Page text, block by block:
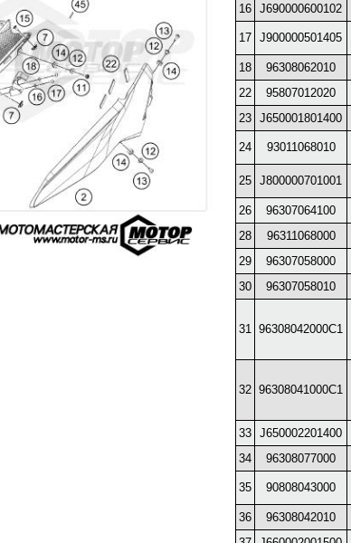
16 J690000600102
17 J900000501405
18 96308062010
22
95807012020
23 J650001801400
24 93011068010
25 J800000701001
26 96307064100
28
96311068000
29
96307058000
30
96307058010
31 96308042000C1
32 96308041000C1
33 J650002201400
34
96308077000
35 90808043000
36 96308042010